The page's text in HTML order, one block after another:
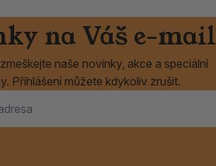
na Váš e-mail
naše novinky, akce a speciální
Přihlášení můžete kdykoliv zrušit.